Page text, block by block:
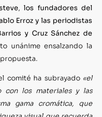
,los fundadores del
Erroz y las periodistas
y Cruz Sánchez de
unánime ensalzando la
comité ha subrayado «el
con los materiales y las
gama cromática, que